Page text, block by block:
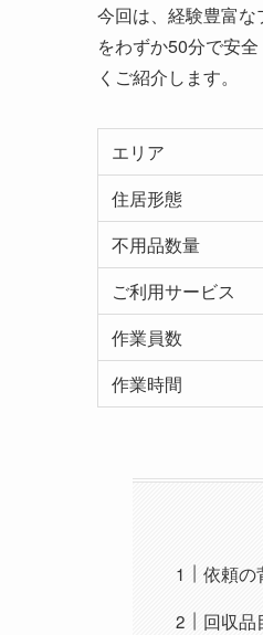
今回は、経験豊富
をわずか50分で安
くご紹介します。
エリア
住居形態
不用品数量
ご利用サービス
作業員数
作業時間
依頼の
回収品